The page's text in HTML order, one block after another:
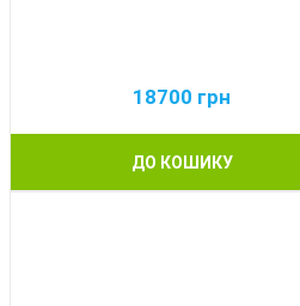
18700 грн
ДО КОШИКУ